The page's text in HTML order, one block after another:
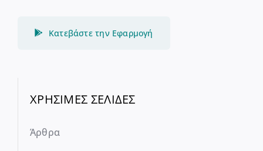
Κατεβάστε την Εφαρμογή
ΧΡΗΣΙΜΕΣ ΣΕΛΙΔΕΣ
Άρθρα